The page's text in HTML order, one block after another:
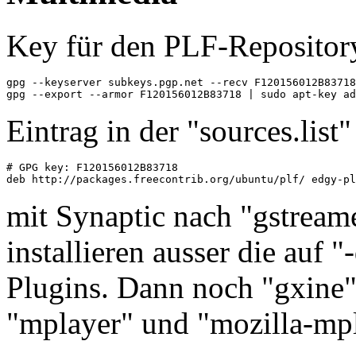
Key für den PLF-
gpg --keyserver subkeys.pgp.net --recv F120156012B83718
Eintrag in der "sources.list"
# GPG key: F120156012B83718
deb http://packages.freecontrib.org/ubuntu/plf/ edgy-
mit Synaptic nach
installieren ausser die auf
Plugins. Dann noch
"mplayer" und "mozilla-